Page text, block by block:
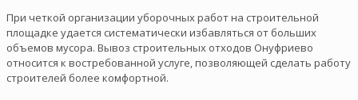
При четкой организации уборочных работ на строительной
площадке удается систематически избавляться от больших
объемов мусора. Вывоз строительных отходов Онуфриево
относится к востребованной услуге, позволяющей сделать работу
строителей более комфортной.